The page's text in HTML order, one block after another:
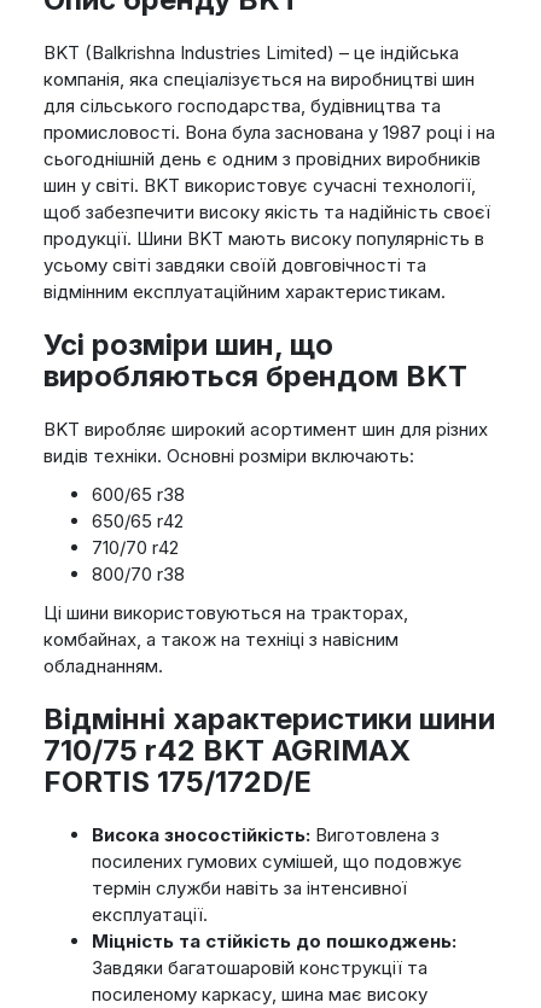
BKT (Balkrishna Industries Limited) – це індійська
компанія, яка спеціалізується на виробництві шин
для сільського господарства, будівництва та
промисловості. Вона була заснована у 1987 році і на
сьогоднішній день є одним з провідних виробників
шин у світі. BKT використовує сучасні технології,
щоб забезпечити високу якість та надійність своєї
продукції. Шини BKT мають високу популярність в
усьому світі завдяки своїй довговічності та
відмінним експлуатаційним характеристикам.
Усі розміри шин, що
виробляються брендом BKT
BKT виробляє широкий асортимент шин для різних
видів техніки. Основні розміри включають:
600/65 r38
650/65 r42
710/70 r42
800/70 r38
Ці шини використовуються на тракторах,
комбайнах, а також на техніці з навісним
обладнанням.
Відмінні характеристики шини
710/75 r42 BKT AGRIMAX
FORTIS 175/172D/E
Висока зносостійкість:Виготовлена з
посилених гумових сумішей, що подовжує
термін служби навіть за інтенсивної
експлуатації.
Міцність та стійкість до пошкоджень:
Завдяки багатошаровій конструкції та
посиленому каркасу, шина має високу